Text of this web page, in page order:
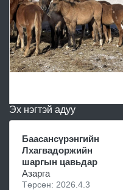
Эх нэгтэй адуу
Баасансүрэнгийн
Лхагвадоржийн
шаргын цавьдар
Азарга
Төрсөн: 2026.4.3